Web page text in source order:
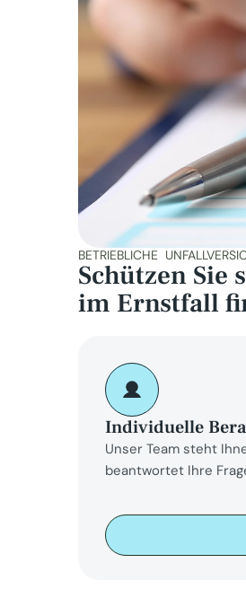
BETRIEBLICHE
Schützen Sie
im Ernstfall
Individuelle
Unser Team steht
beantwortet Ihre